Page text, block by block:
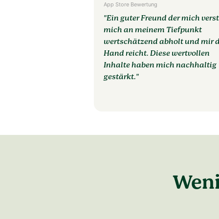
App Store Bewertung
"Ein guter Freund der mich
mich an meinem Tiefpunkt
wertschätzend abholt und mir
Hand reicht. Diese wertvollen
Inhalte haben mich nachhaltig
gestärkt."